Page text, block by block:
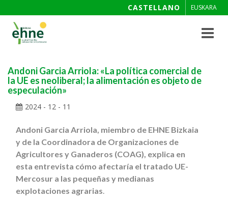
CASTELLANO EUSKARA
Toggle
Andoni Garcia Arriola: «La política comercial de
la UE es neoliberal; la alimentación es objeto de
especulación»
2024 - 12 - 11
Andoni Garcia Arriola, miembro de EHNE Bizkaia
y de la Coordinadora de Organizaciones de
Agricultores y Ganaderos (COAG), explica en
esta entrevista cómo afectaría el tratado UE-
Mercosur a las pequeñas y medianas
explotaciones agrarias.